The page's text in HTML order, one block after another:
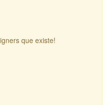
que existe!